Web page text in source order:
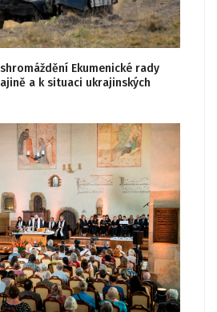
Ekumenické rady
a k situaci ukrajinských